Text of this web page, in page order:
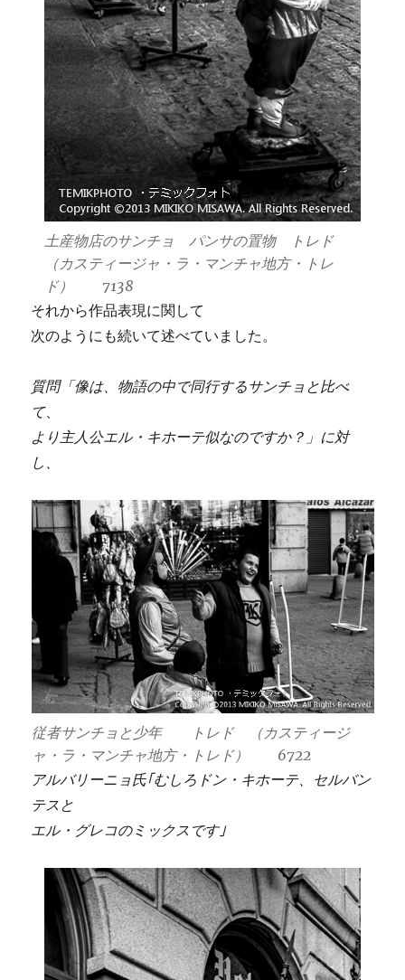
土産物店のサンチョ パンサの置物 トレド
（カスティージャ・ラ・マンチャ地方・トレ
ド） 7138
それから作品表現に関して
次のようにも続いて述べていました。
質問「像は、物語の中で同行するサンチョと比べ
て、
より主人公エル・キホーテ似なのですか？」に対
し、
従者サンチョと少年 トレド （カスティージ
ャ・ラ・マンチャ地方・トレド） 6722
アルバリーニョ氏｢むしろドン・キホーテ、セルバン
テスと
エル・グレコのミックスです｣